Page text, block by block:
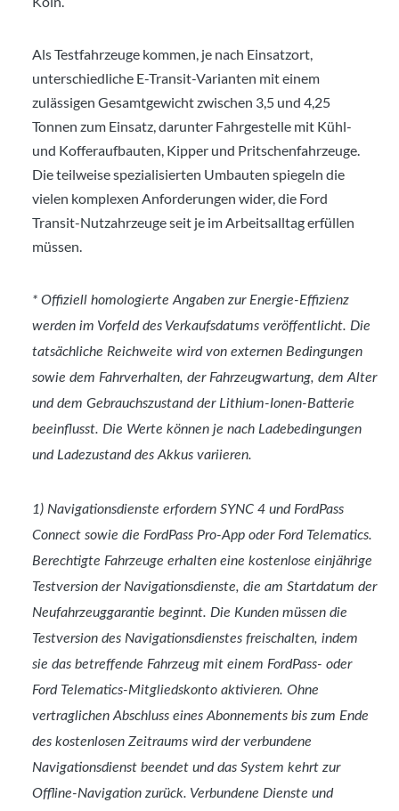
Als Testfahrzeuge kommen, je nach Einsatzort,
unterschiedliche E-Transit-Varianten mit einem
zulässigen Gesamtgewicht zwischen 3,5 und 4,25
Tonnen zum Einsatz, darunter Fahrgestelle mit Kühl-
und Kofferaufbauten, Kipper und Pritschenfahrzeuge.
Die teilweise spezialisierten Umbauten spiegeln die
vielen komplexen Anforderungen wider, die Ford
Transit-Nutzahrzeuge seit je im Arbeitsalltag erfüllen
müssen.
* Offiziell homologierte Angaben zur Energie-Effizienz
werden im Vorfeld des Verkaufsdatums veröffentlicht. Die
tatsächliche Reichweite wird von externen Bedingungen
sowie dem Fahrverhalten, der Fahrzeugwartung, dem Alter
und dem Gebrauchszustand der Lithium-Ionen-Batterie
beeinflusst. Die Werte können je nach Ladebedingungen
und Ladezustand des Akkus variieren.
1) Navigationsdienste erfordern SYNC 4 und FordPass
Connect sowie die FordPass Pro-App oder Ford Telematics.
Berechtigte Fahrzeuge erhalten eine kostenlose einjährige
Testversion der Navigationsdienste, die am Startdatum der
Neufahrzeuggarantie beginnt. Die Kunden müssen die
Testversion des Navigationsdienstes freischalten, indem
sie das betreffende Fahrzeug mit einem FordPass- oder
Ford Telematics-Mitgliedskonto aktivieren. Ohne
vertraglichen Abschluss eines Abonnements bis zum Ende
des kostenlosen Zeitraums wird der verbundene
Navigationsdienst beendet und das System kehrt zur
Offline-Navigation zurück. Verbundene Dienste und